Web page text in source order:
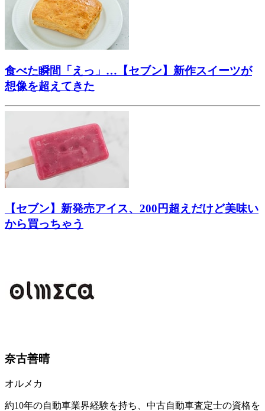
食べた瞬間「えっ」…【セブン】新作スイーツが
想像を超えてきた
【セブン】新発売アイス、200円超えだけど美味い
から買っちゃう
奈古善晴
オルメカ
約10年の自動車業界経験を持ち、中古自動車査定士の資格を